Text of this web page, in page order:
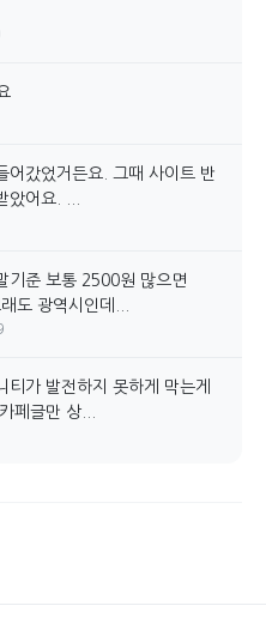
어갔었거든요. 그때 사이트 반
았어요. ...
기준 보통 2500원 많으면
도 광역시인데...
가 발전하지 못하게 막는게
페글만 상...